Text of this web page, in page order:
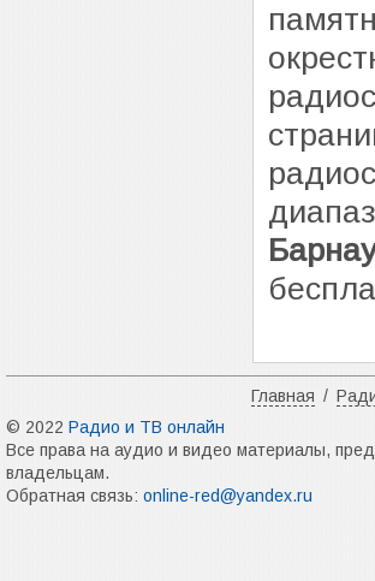
Главная /
© 2022 Радио и ТВ онлайн
Все права на аудио и видео материалы,
владельцам.
Обратная связь: online-red@yandex.ru